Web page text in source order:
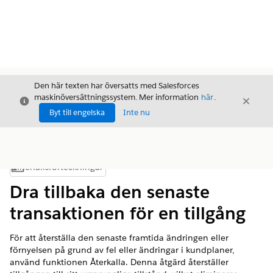
Stäng
Den här texten har översatts med Salesforces
maskinöversättningssystem. Mer information här.
Byt till engelska
Inte nu
Stäng
Visa innehållsförteckning
Innehållsförteckningar
Dra tillbaka den senaste
transaktionen för en tillgång
För att återställa den senaste framtida ändringen eller
förnyelsen på grund av fel eller ändringar i kundplaner,
använd funktionen Återkalla. Denna åtgärd återställer